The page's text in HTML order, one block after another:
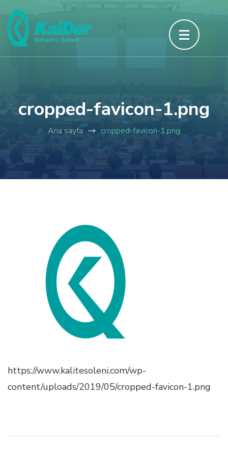
İçeriğe
atla
(Enter
tuşuna
cropped-favicon-1.png
Ana sayfa cropped-favicon-1.png
https://www.kalitesoleni.com/wp-
content/uploads/2019/05/cropped-favicon-1.png